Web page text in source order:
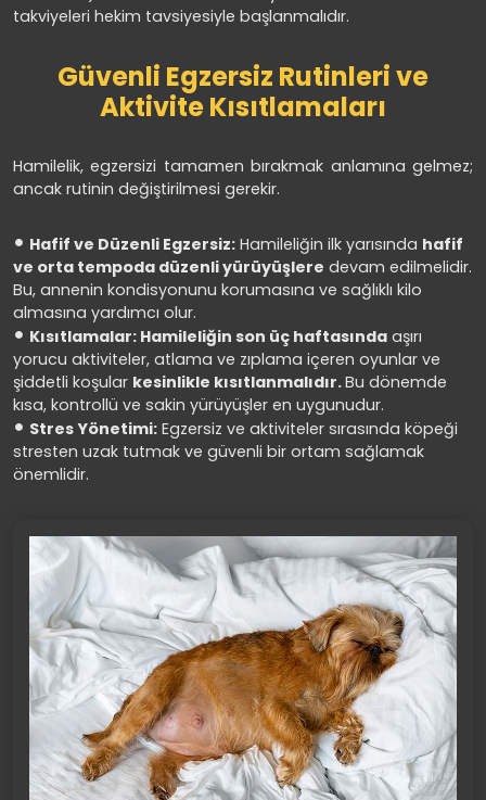
takviyeleri hekim tavsiyesiyle başlanmalıdır.
Güvenli Egzersiz Rutinleri ve
Aktivite Kısıtlamaları
Hamilelik, egzersizi tamamen bırakmak anlamına gelmez;
ancak rutinin değiştirilmesi gerekir.
Hafif ve Düzenli Egzersiz: Hamileliğin ilk yarısında hafif
ve orta tempoda düzenli yürüyüşlere devam edilmelidir.
Bu, annenin kondisyonunu korumasına ve sağlıklı kilo
almasına yardımcı olur.
Kısıtlamalar: Hamileliğin son üç haftasında aşırı
yorucu aktiviteler, atlama ve zıplama içeren oyunlar ve
şiddetli koşular kesinlikle kısıtlanmalıdır.Bu dönemde
kısa, kontrollü ve sakin yürüyüşler en uygunudur.
Stres Yönetimi: Egzersiz ve aktiviteler sırasında köpeği
stresten uzak tutmak ve güvenli bir ortam sağlamak
önemlidir.